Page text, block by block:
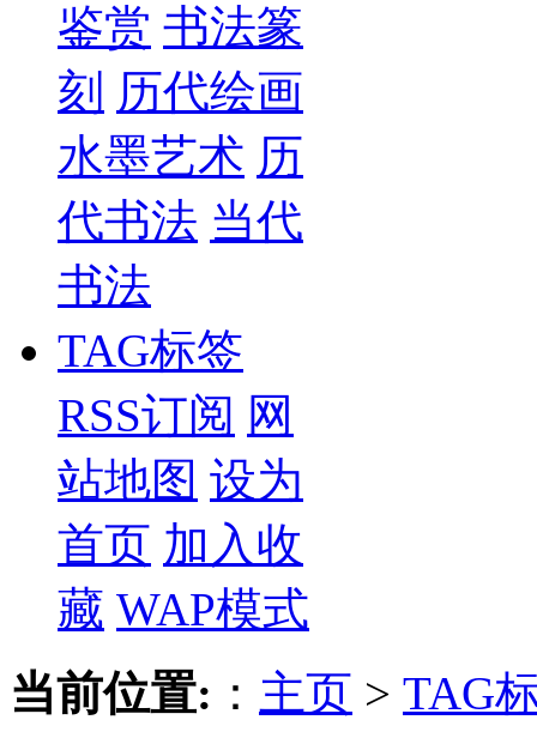
鉴赏 书法篆
刻 历代绘画
水墨艺术 历
代书法 当代
书法
TAG标签
RSS订阅 网
站地图 设为
首页 加入收
藏 WAP模式
当前位置: ： 主页 > TAG